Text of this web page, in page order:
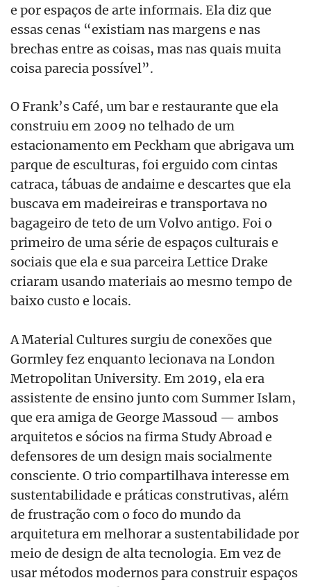
e por espaços de arte informais. Ela diz que
essas cenas “existiam nas margens e nas
brechas entre as coisas, mas nas quais muita
coisa parecia possível”.
O Frank’s Café, um bar e restaurante que ela
construiu em 2009 no telhado de um
estacionamento em Peckham que abrigava um
parque de esculturas, foi erguido com cintas
catraca, tábuas de andaime e descartes que ela
buscava em madeireiras e transportava no
bagageiro de teto de um Volvo antigo. Foi o
primeiro de uma série de espaços culturais e
sociais que ela e sua parceira Lettice Drake
criaram usando materiais ao mesmo tempo de
baixo custo e locais.
A Material Cultures surgiu de conexões que
Gormley fez enquanto lecionava na London
Metropolitan University. Em 2019, ela era
assistente de ensino junto com Summer Islam,
que era amiga de George Massoud — ambos
arquitetos e sócios na firma Study Abroad e
defensores de um design mais socialmente
consciente. O trio compartilhava interesse em
sustentabilidade e práticas construtivas, além
de frustração com o foco do mundo da
arquitetura em melhorar a sustentabilidade por
meio de design de alta tecnologia. Em vez de
usar métodos modernos para construir espaços